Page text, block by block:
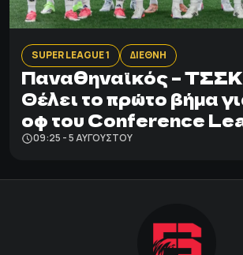
SUPER LEAGUE 1 ΔΙΕΘΝΗ
Παναθηναϊκός –
Θέλει το πρώτο βήμα
οφ του Conference
09:25 - 5 ΑΥΓΟΎΣΤΟΥ